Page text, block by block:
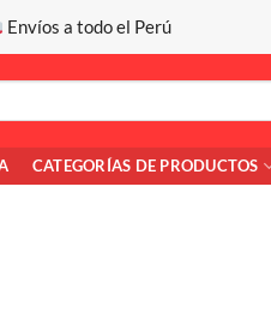
Envíos a todo el Perú
CATEGORÍAS DE PRODUCTOS